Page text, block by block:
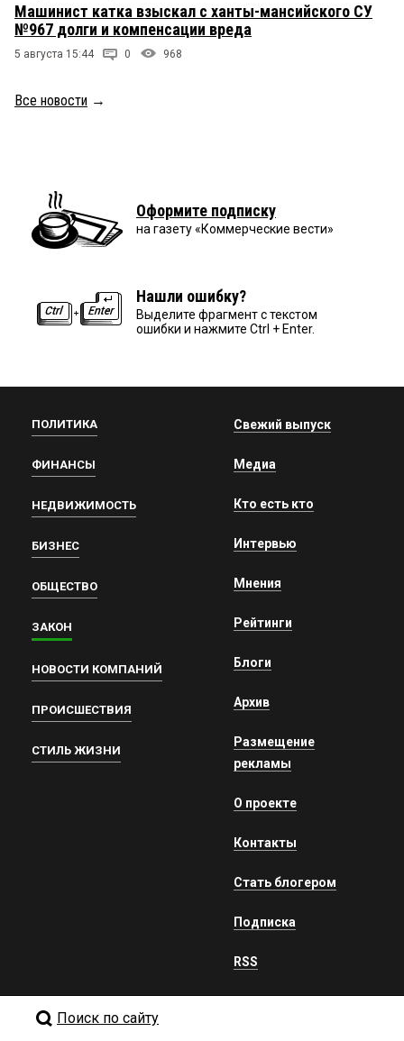
Машинист катка взыскал с ханты-мансийского СУ
№967 долги и компенсации вреда
5 августа 15:44 0 968
Все новости →
Оформите подписку
на газету «Коммерческие вести»
Нашли ошибку?
Выделите фрагмент с текстом
ошибки и нажмите Ctrl + Enter.
ПОЛИТИКА
ФИНАНСЫ
НЕДВИЖИМОСТЬ
БИЗНЕС
ОБЩЕСТВО
ЗАКОН
НОВОСТИ КОМПАНИЙ
ПРОИСШЕСТВИЯ
СТИЛЬ ЖИЗНИ
Свежий выпуск
Медиа
Кто есть кто
Интервью
Мнения
Рейтинги
Блоги
Архив
Размещение
рекламы
О проекте
Контакты
Стать блогером
Подписка
RSS
Поиск по сайту